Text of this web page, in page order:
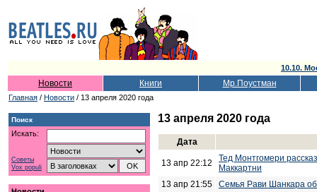
10.10.
Новости Книги Мр.Поустман
Главная / Новости / 13 апреля 2020 года
Поиск
Искать:
Советы
Vox populi
13 апреля 2020 года
Дата
13 апр 22:12
Тед Монтгомери
Маккартни
13 апр 21:55
Семья Рави Шанкара